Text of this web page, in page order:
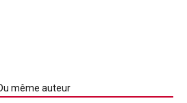
même auteur